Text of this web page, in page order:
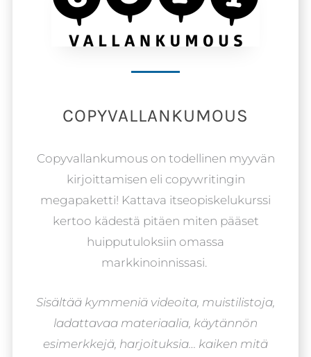
COPYVALLANKUMOUS
Copyvallankumous on todellinen myyvän
kirjoittamisen eli copywritingin
megapaketti! Kattava itseopiskelukurssi
kertoo kädestä pitäen miten pääset
huipputuloksiin omassa
markkinoinnissasi.
Sisältää kymmeniä videoita, muistilistoja,
ladattavaa materiaalia, käytännön
esimerkkejä, harjoituksia… kaiken mitä